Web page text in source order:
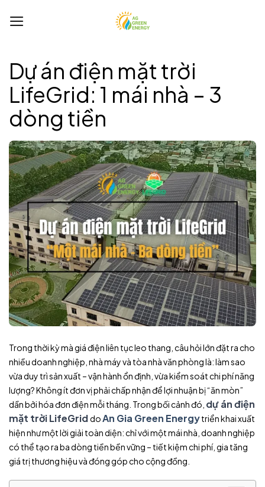
qua
Dự án điện mặt trời
LifeGrid: 1 mái nhà – 3
dòng tiền
Trong thời kỳ mà giá điện liên tục leo thang, câu hỏi lớn đặt ra cho
nhiều doanh nghiệp, nhà máy và tòa nhà văn phòng là: làm sao
vừa duy trì sản xuất – vận hành ổn định, vừa kiểm soát chi phí năng
lượng? Không ít đơn vị phải chấp nhận để lợi nhuận bị “ăn mòn”
dần bởi hóa đơn điện mỗi tháng. Trong bối cảnh đó, dự án điện
mặt trờiLifeGriddoAn Gia Green Energytriển khai xuất
hiện như một lời giải toàn diện: chỉ với một mái nhà, doanh nghiệp
có thể tạo ra ba dòng tiền bền vững – tiết kiệm chi phí, gia tăng
giá trị thương hiệu và đóng góp cho cộng đồng.